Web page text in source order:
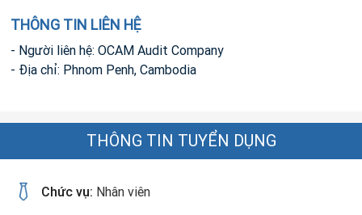
THÔNG TIN LIÊN HỆ
- Người liên hệ: OCAM Audit Company
- Địa chỉ: Phnom Penh, Cambodia
THÔNG TIN TUYỂN DỤNG
Chức vụ: Nhân viên